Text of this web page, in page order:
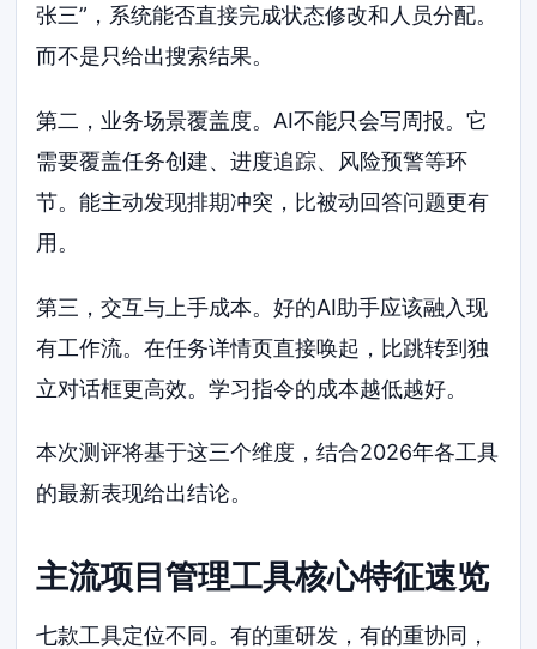
张三”，系统能否直接完成状态修改和人员分配。
而不是只给出搜索结果。
第二，业务场景覆盖度。AI不能只会写周报。它
需要覆盖任务创建、进度追踪、风险预警等环
节。能主动发现排期冲突，比被动回答问题更有
用。
第三，交互与上手成本。好的AI助手应该融入现
有工作流。在任务详情页直接唤起，比跳转到独
立对话框更高效。学习指令的成本越低越好。
本次测评将基于这三个维度，结合2026年各工具
的最新表现给出结论。
主流项目管理工具核心特征速览
七款工具定位不同。有的重研发，有的重协同，